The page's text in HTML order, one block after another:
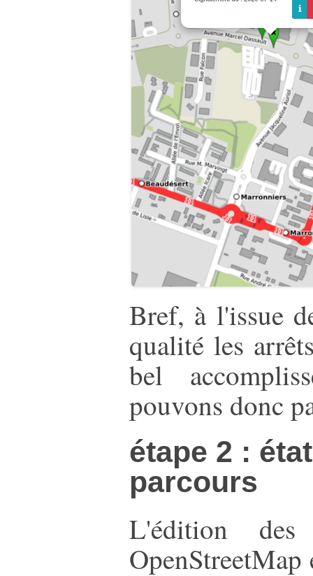
Bref, à l'issue
qualité les
bel
pouvons donc
étape 2 :
parcours
L'édition